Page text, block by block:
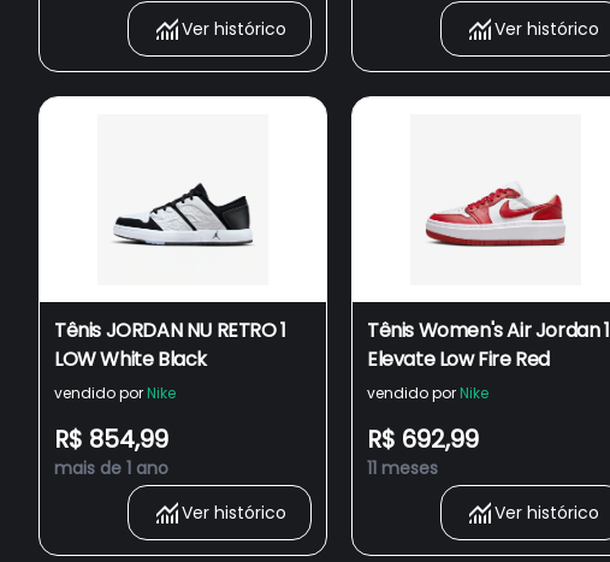
Ver histórico
Ver histórico
Tênis JORDAN NU RETRO 1
LOW White Black
vendido por Nike
R$ 854,99
mais de 1 ano
Ver histórico
Tênis Women's Air Jordan 1
Elevate Low Fire Red
vendido por Nike
R$ 692,99
11 meses
Ver histórico